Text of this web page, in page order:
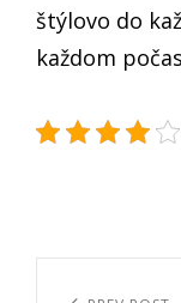
štýlovo do
každom